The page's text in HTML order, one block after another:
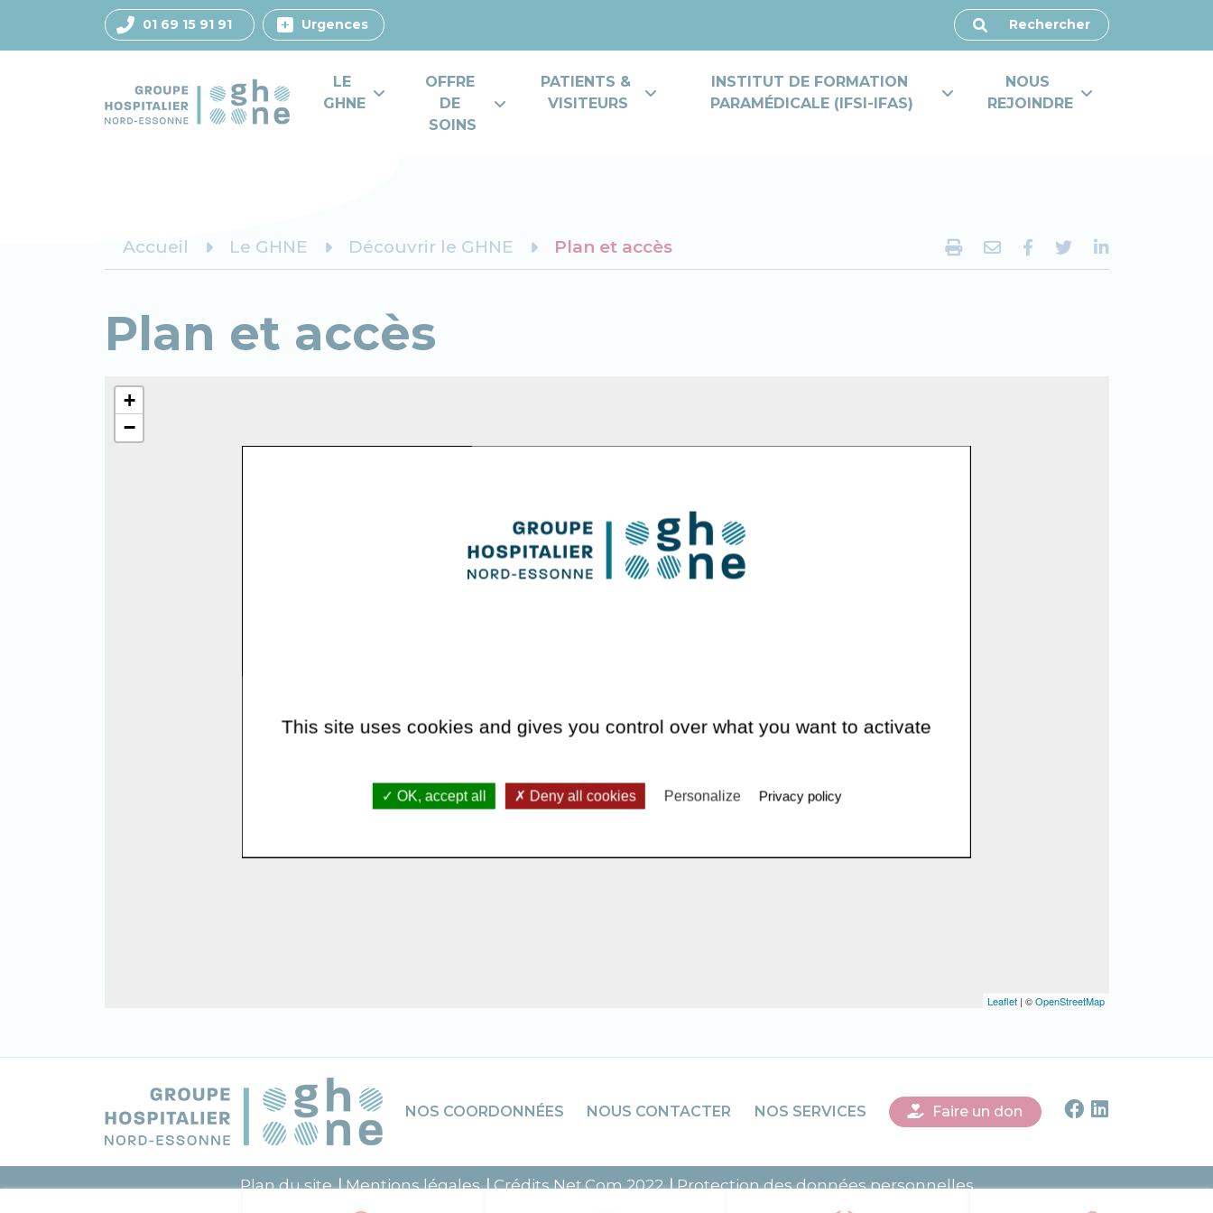
01 69 15 91 91 Urgences Rechercher
LE
GHNE
OFFRE
DE
SOINS
PATIENTS &
VISITEURS
INSTITUT DE FORMATION
PARAMÉDICALE (IFSI-IFAS)
NOUS
REJOINDRE
Accueil Le GHNE Découvrir le GHNE Plan et accès
Plan et accès
+
−
Leaflet| ©OpenStreetMap
NOS COORDONNÉES NOUS CONTACTER NOS SERVICES Faire un don
Plan du site Mentions légales CréditsNet.Com2022 Protection des données personnelles
This site uses cookies and gives you control over what you want to activate
OK, accept all Deny all cookies Personalize Privacy policy